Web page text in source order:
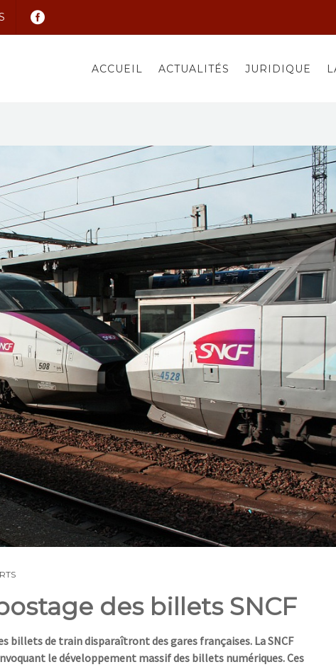
ACCUEIL ACTUALITÉS JURIDIQUE
des billets SNCF
billets de traindisparaîtrontdes gares françaises. La SNCF
le développement massif des billets numériques. Ces